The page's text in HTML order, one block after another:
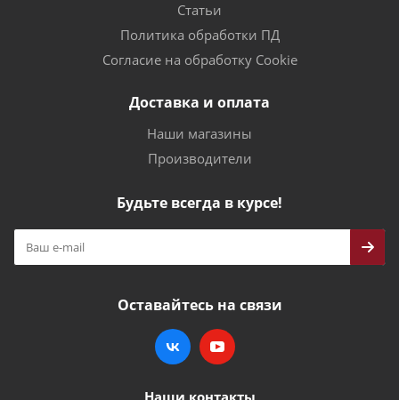
Статьи
Политика обработки ПД
Согласие на обработку Cookie
Доставка и оплата
Наши магазины
Производители
Будьте всегда в курсе!
Оставайтесь на связи
Наши контакты